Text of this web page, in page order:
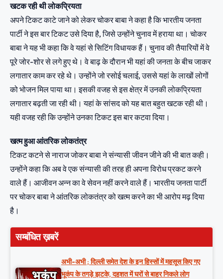
खटक रही थी लोकप्रियता
अपने टिकट काटे जाने को लेकर चोकर बाबा ने कहा है कि भारतीय जनता
पार्टी ने इस बार टिकट उसे दिया है, जिसे उन्होंने चुनाव में हराया था। चोकर
बाबा ने यह भी कहा कि वे यहां से सिटिंग विधायक हैं। चुनाव की तैयारियों में वे
पूरे जोर-शोर से लगे हुए थे। वे बाढ़ के दौरान भी यहां की जनता के बीच जाकर
लगातार काम कर रहे थे। उन्होंने जो रसोई चलाई, उससे यहां के लाखों लोगों
को भोजन मिल पाया था। इसकी वजह से इस क्षेत्र में उनकी लोकप्रियता
लगातार बढ़ती जा रही थी। यहां के सांसद को यह बात बहुत खटक रही थी।
यही वजह रही कि उन्होंने उनका टिकट इस बार कटवा दिया।
खत्म हुआ आंतरिक लोकतंत्र
टिकट कटने से नाराज जोकर बाबा ने संन्यासी जीवन जीने की भी बात कही।
उन्होंने कहा कि अब वे एक संन्यासी की तरह ही अपना विरोध प्रकट करने
वाले हैं। आजीवन अन्न का वे सेवन नहीं करने वाले हैं। भारतीय जनता पार्टी
पर चोकर बाबा ने आंतरिक लोकतंत्र को खत्म करने का भी आरोप मढ़ दिया
है।
सम्बंधित ख़बरें
अभी-अभी ; दिल्ली समेत देश के इन हिस्सों में महसूस किए गए
भूकंप के तगड़े झटके, दहशत में घरों से बाहर निकले लोग